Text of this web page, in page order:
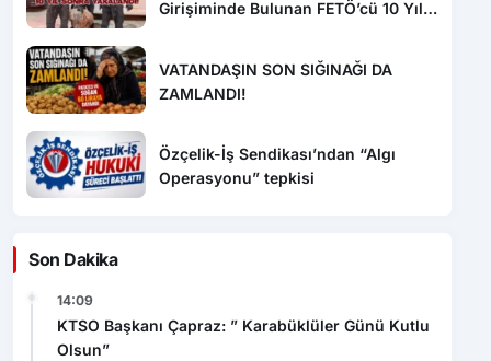
Girişiminde Bulunan FETÖ’cü 10 Yıl
VATANDAŞIN SON SIĞINAĞI DA
ZAMLANDI!
Özçelik-İş Sendikası’ndan “Algı
Operasyonu” tepkisi
Son Dakika
14:09
KTSO Başkanı Çapraz: ” Karabüklüler Günü Kutlu
Olsun”